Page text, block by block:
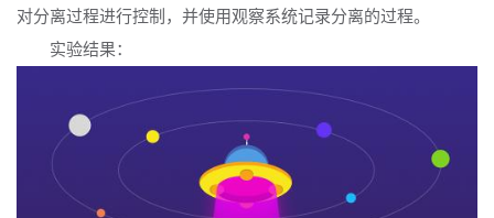
对分离过程进行控制，并使用观察系统记录分离的过程。
实验结果：